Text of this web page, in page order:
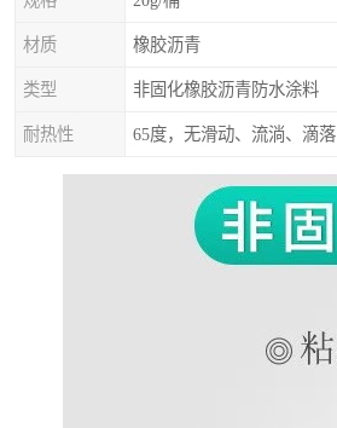
材质 橡胶沥青
类型 非固化橡胶沥青防水涂料
耐热性 65度，无滑动、流淌、滴落